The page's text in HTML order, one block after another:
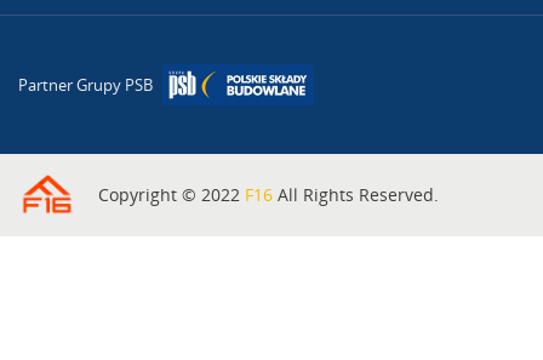
Partner Grupy PSB
Copyright © 2022 F16 All Rights Reserved.